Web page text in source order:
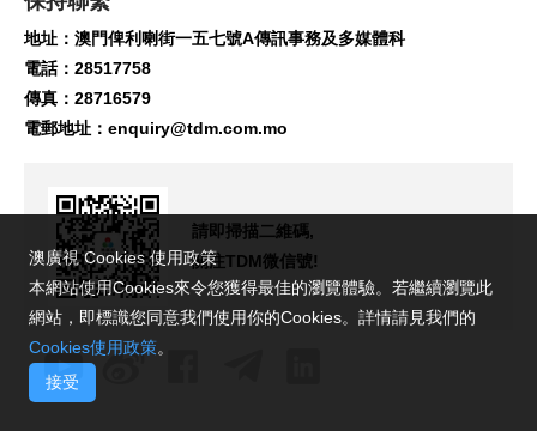
地址：澳門俾利喇街一五七號A傳訊事務及多媒體科
電話：28517758
傳真：28716579
電郵地址： enquiry@tdm.com.mo
請即掃描二維碼,
關注TDM微信號!
澳廣視 Cookies 使用政策
本網站使用Cookies來令您獲得最佳的瀏覽體驗。若繼續瀏覽此
網站，即標識您同意我們使用你的Cookies。詳情請見我們的
Cookies使用政策。
接受